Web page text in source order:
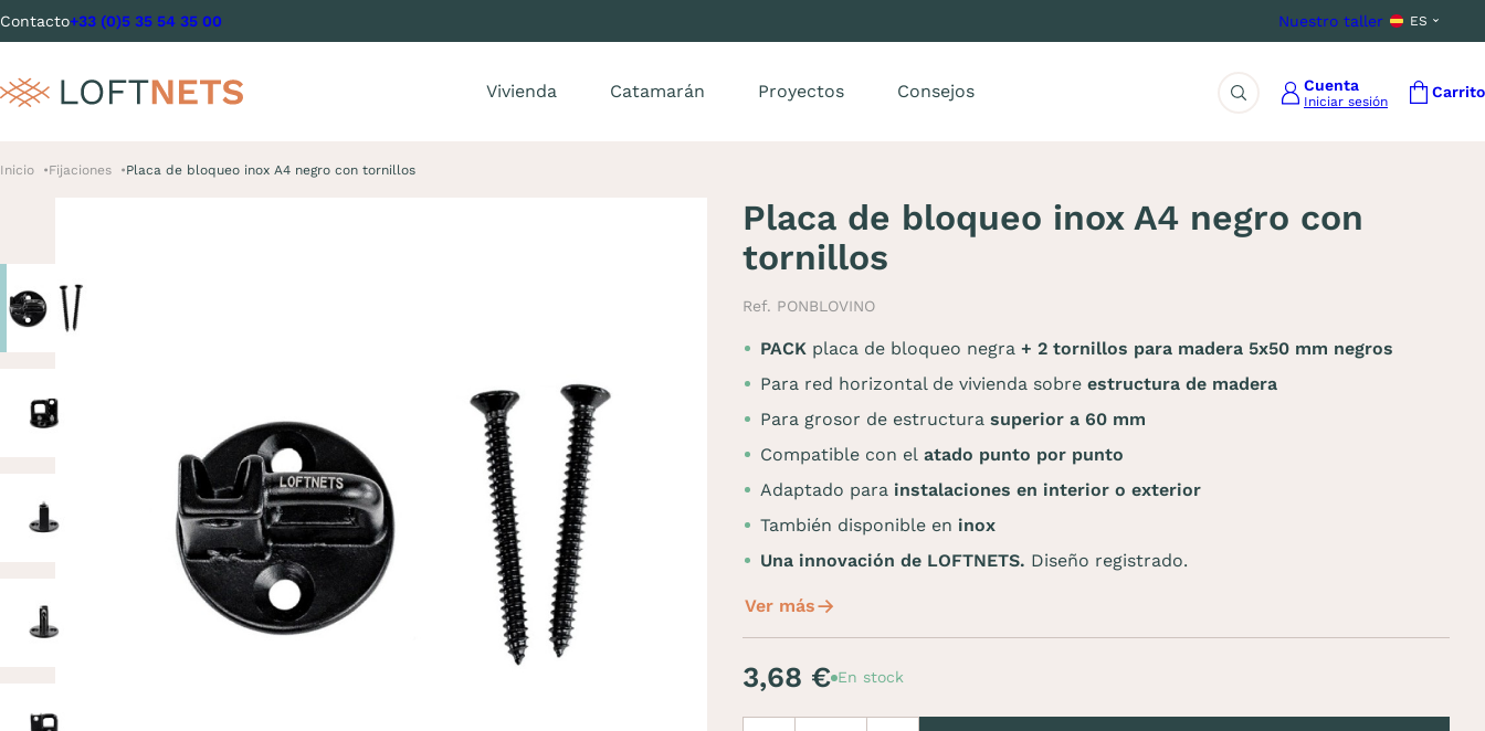
Contacto+33 (0)5 35 54 35 00 Nuestro taller ES
Vivienda Catamarán Proyectos Consejos
Buscar
Cuenta
Iniciar sesión
Carrito
Inicio Fijaciones Placa de bloqueo inox A4 negro con tornillos
Placa de bloqueo inox A4 negro con
tornillos
Ref. PONBLOVINO
PACK placa de bloqueo negra + 2 tornillos para madera 5x50 mm negros
Para red horizontal de vivienda sobre estructura de madera
Para grosor de estructura superior a 60 mm
Compatible con el atado punto por punto
Adaptado para instalaciones en interior o exterior
También disponible en inox
Una innovación de LOFTNETS. Diseño registrado.
Ver más
3,68 € En stock